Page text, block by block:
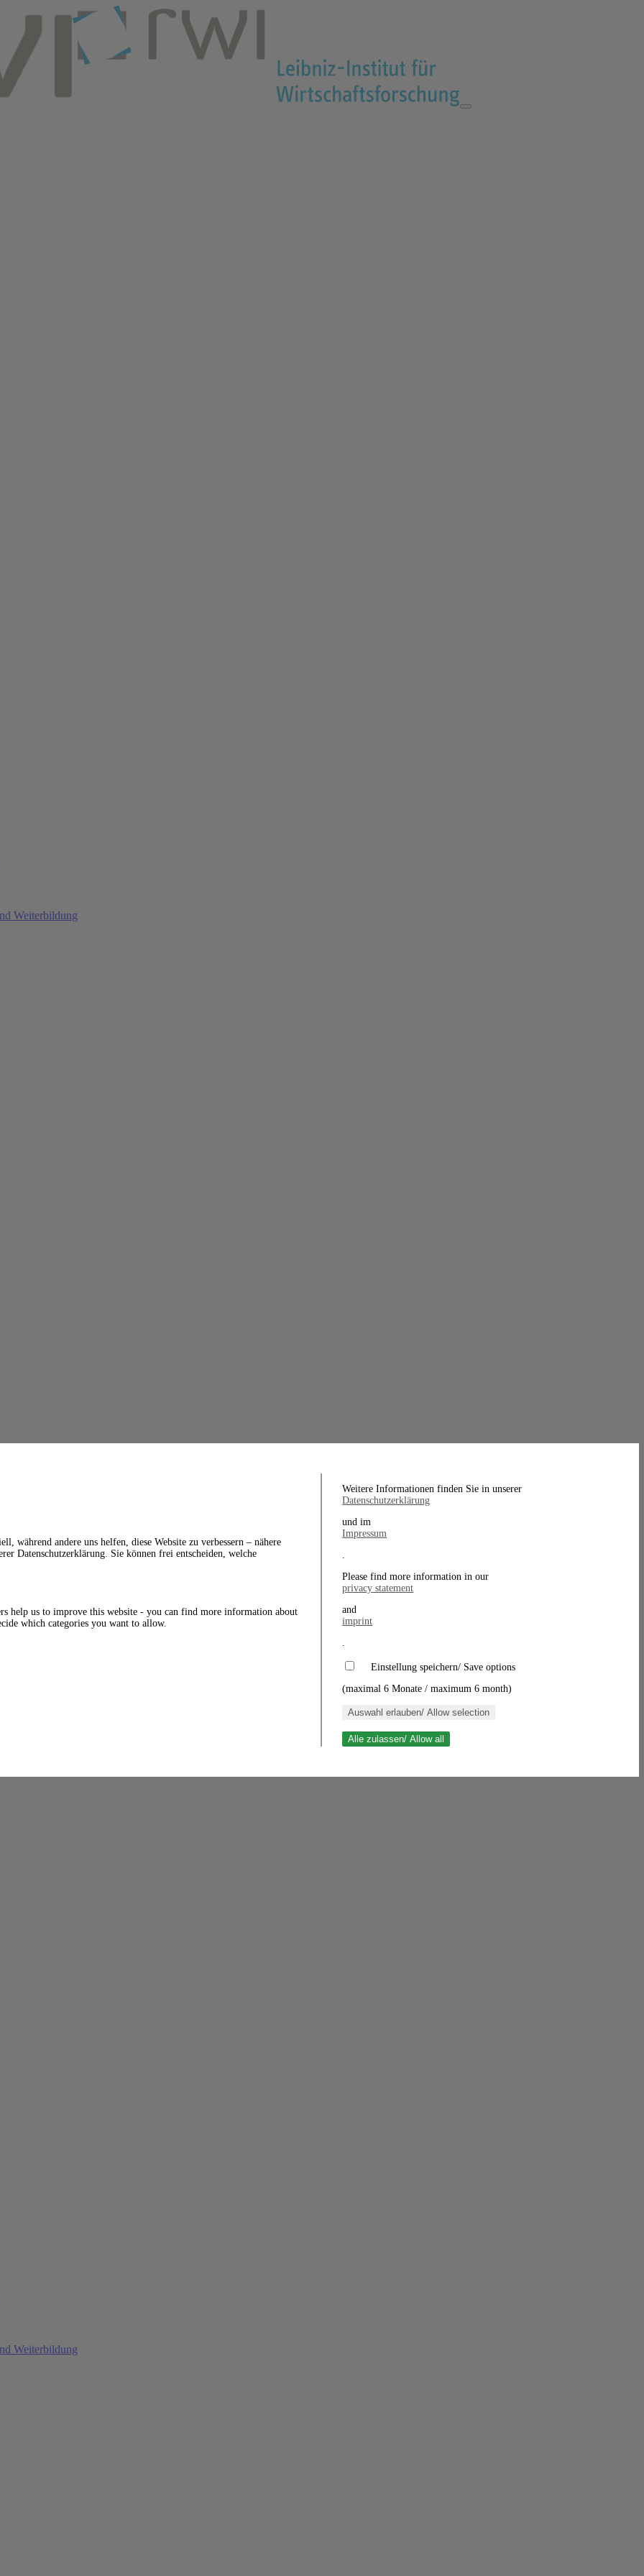
Weiterbildung
Weiterbildung
während andere uns helfen, diese Website zu verbessern – nähere
Datenschutzerklärung. Sie können frei entscheiden, welche
help us to improve this website - you can find more information about
which categories you want to allow.
Weitere Informationen finden Sie in unserer
Datenschutzerklärung
und im
Impressum
.
Please find more information in our
privacy statement
and
imprint
.
Einstellung speichern/ Save options
(maximal 6 Monate / maximum 6 month)
Auswahl erlauben/ Allow selection
Alle zulassen/ Allow all